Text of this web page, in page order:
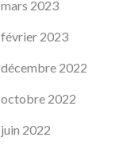
mars 2023
février 2023
décembre 2022
octobre 2022
juin 2022